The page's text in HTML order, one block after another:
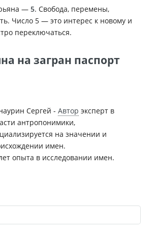
— 5. Свобода, перемены,
Число 5 — это интерес к новому и
переключаться.
на загран паспорт
Сергей - Автор эксперт в
антропонимики,
на значении и
имен.
опыта в исследовании имен.